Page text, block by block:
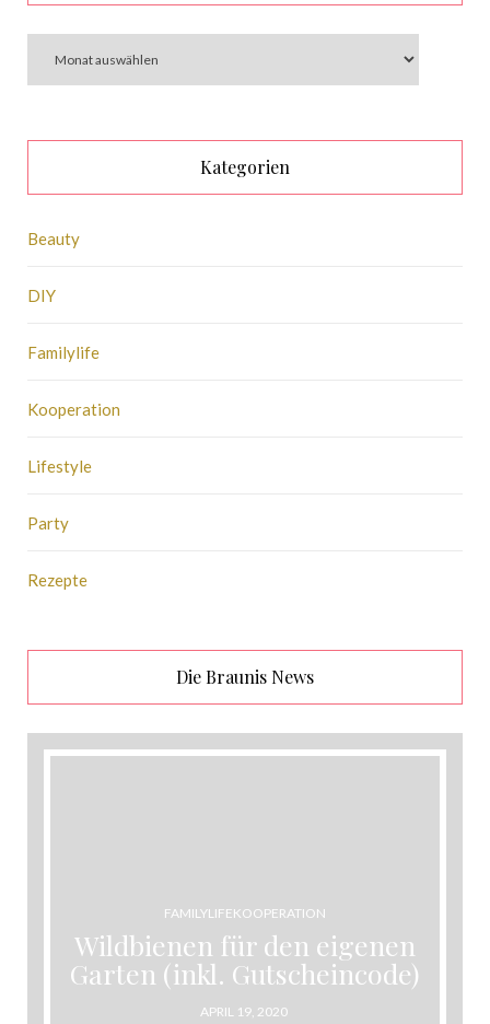
Kategorien
Beauty
DIY
Familylife
Kooperation
Lifestyle
Party
Rezepte
Die Braunis News
FAMILYLIFEKOOPERATION
Wildbienen für den eigenen
Garten (inkl. Gutscheincode)
POSTED
APRIL 19, 2020